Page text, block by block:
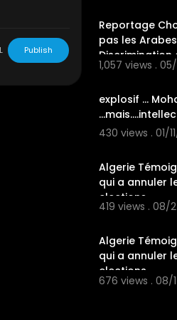
Reportage
pas les
Discrimination
1,057 views .
explosif ...
430 views . 01/
Algerie
qui a annuler
elections
419 views . 08/
Algerie
qui a annuler
elections
676 views . 08/
Publish